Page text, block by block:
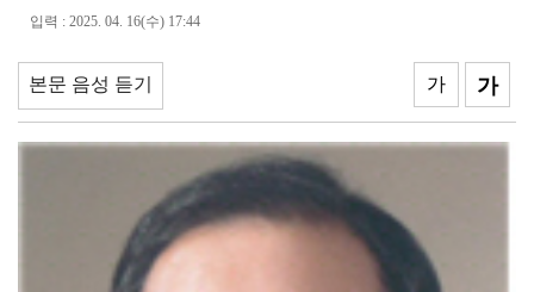
민주 당권 주자들, 텃밭 호남 민심잡기 '사활'
[사설]가뭄 피해 현실화…철저한 대책마련 중요
[사설]강진 병영면 ‘도시재생 성공모델’된 이유
폭염·가뭄·고수온 비상…농·수협, 현장 지원 총력
[강소기업을 키우자] 궁전제과
입력 : 2025. 04. 16(수) 17:44
본문 음성 듣기 가
가